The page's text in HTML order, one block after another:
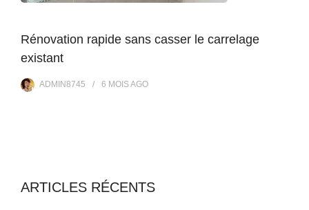
Rénovation rapide sans casser le carrelage
existant
ADMIN8745 6 MOISAGO
ARTICLES RÉCENTS